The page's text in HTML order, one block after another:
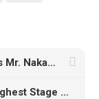
Benjamin Wallace著「The Mysterious Mr. Nakamoto: A Fifteen-Year Quest to Unmask the Secret Genius Behind Crypto」
Premilla Nadasen著「Care: The Highest Stage of Capitalism」